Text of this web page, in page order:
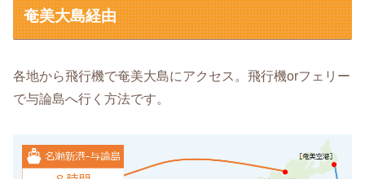
奄美大島経由
各地から飛行機で奄美大島にアクセス。飛行機orフェリー
で与論島へ行く方法です。